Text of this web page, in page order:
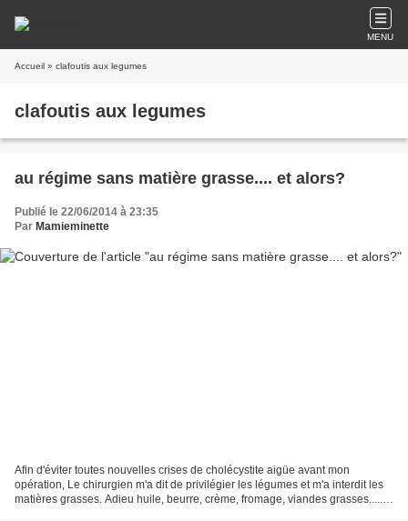
MENU
Accueil » clafoutis aux legumes
clafoutis aux legumes
au régime sans matière grasse.... et alors?
Publié le 22/06/2014 à 23:35
Par Mamieminette
Afin d'éviter toutes nouvelles crises de cholécystite aigüe avant mon
opération, Le chirurgien m'a dit de privilégier les légumes et m'a interdit les
matières grasses. Adieu huile, beurre, crème, fromage, viandes grasses......